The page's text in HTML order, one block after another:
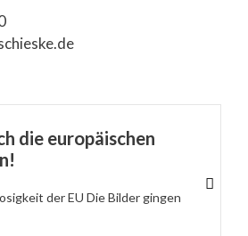
die europäischen
der EU Die Bilder gingen